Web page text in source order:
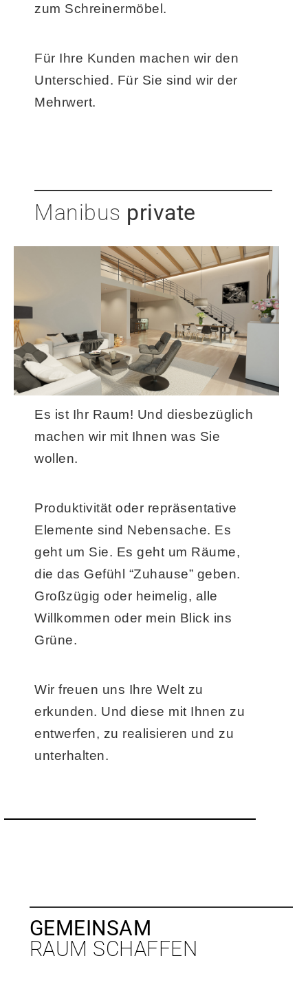
zum Schreinermöbel.
Für Ihre Kunden machen wir den
Unterschied. Für Sie sind wir der
Mehrwert.
Manibus private
Es ist Ihr Raum! Und diesbezüglich
machen wir mit Ihnen was Sie
wollen.
Produktivität oder repräsentative
Elemente sind Nebensache. Es
geht um Sie. Es geht um Räume,
die das Gefühl “Zuhause” geben.
Großzügig oder heimelig, alle
Willkommen oder mein Blick ins
Grüne.
Wir freuen uns Ihre Welt zu
erkunden. Und diese mit Ihnen zu
entwerfen, zu realisieren und zu
unterhalten.
GEMEINSAM
RAUM SCHAFFEN